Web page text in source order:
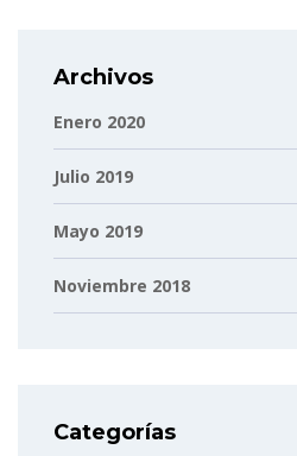
Archivos
Enero 2020
Julio 2019
Mayo 2019
Noviembre 2018
Categorías